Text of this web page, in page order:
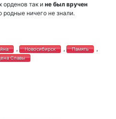
орденов так и не был вручен
родные ничего не знали.
, Новосибирск , Память ,
Славы